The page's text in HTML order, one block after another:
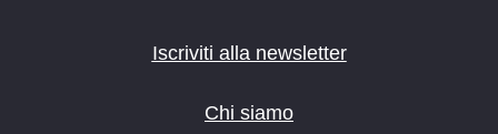
Iscriviti alla newsletter
Chi siamo